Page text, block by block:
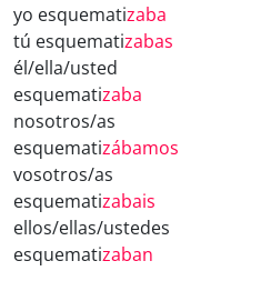
yo esquematizaba
tú esquematizabas
él/ella/usted
esquematizaba
nosotros/as
esquematizábamos
vosotros/as
esquematizabais
ellos/ellas/ustedes
esquematizaban